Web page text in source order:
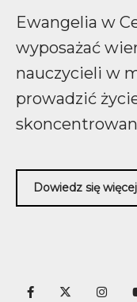
Ewangelia w
wyposażać
nauczycieli w
prowadzić
Dowiedz się więcej